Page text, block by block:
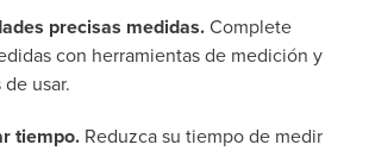
precisas medidas. Complete
con herramientas de medición y
usar.
tiempo. Reduzca su tiempo de medir